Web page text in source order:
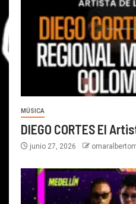
MÚSICA
DIEGO CORTES El
junio 27, 2026